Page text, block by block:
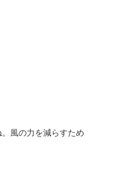
風の力を減らすため